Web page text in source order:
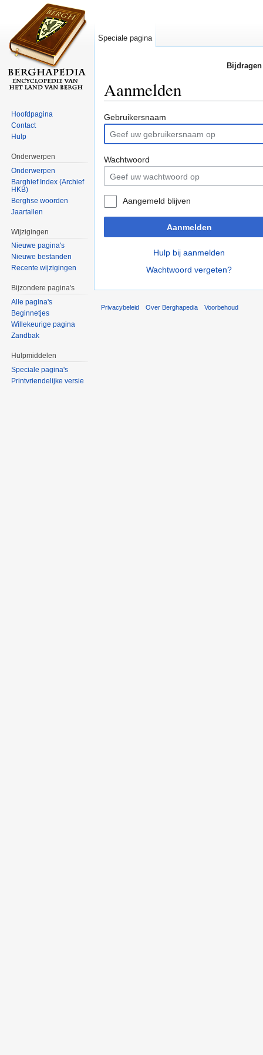
Aanmelden
Gebruikersnaam
Wachtwoord
Aangemeld blijven
Aanmelden
Hulp bij aanmelden
Wachtwoord vergeten?
Speciale pagina
Hoofdpagina
Contact
Hulp
Onderwerpen
Onderwerpen
Barghief Index (Archief
HKB)
Berghse woorden
Jaartallen
Wijzigingen
Nieuwe pagina's
Nieuwe bestanden
Recente wijzigingen
Bijzondere pagina's
Alle pagina's
Beginnetjes
Willekeurige pagina
Zandbak
Hulpmiddelen
Speciale pagina's
Printvriendelijke versie
Privacybeleid Over Berghapedia Voorbehoud